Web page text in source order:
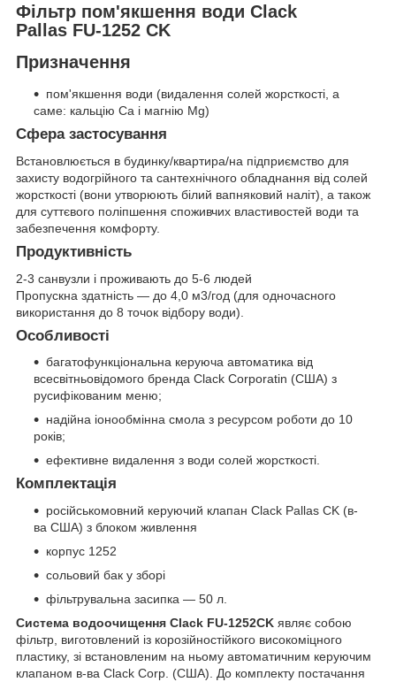
Фільтр пом'якшення води Clack
Pallas FU-1252 CK
Призначення
пом'якшення води (видалення солей жорсткості, а
саме: кальцію Ca і магнію Mg)
Сфера застосування
Встановлюється в будинку/квартира/на підприємство для
захисту водогрійного та сантехнічного обладнання від солей
жорсткості (вони утворюють білий вапняковий наліт), а також
для суттєвого поліпшення споживчих властивостей води та
забезпечення комфорту.
Продуктивність
2-3 санвузли і проживають до 5-6 людей
Пропускна здатність — до 4,0 м3/год (для одночасного
використання до 8 точок відбору води).
Особливості
багатофункціональна керуюча автоматика від
всесвітньовідомого бренда Clack Corporatin (США) з
русифікованим меню;
надійна іонообмінна смола з ресурсом роботи до 10
років;
ефективне видалення з води солей жорсткості.
Комплектація
російськомовний керуючий клапан Clack Pallas CK (в-
ва США) з блоком живлення
корпус 1252
сольовий бак у зборі
фільтрувальна засипка — 50 л.
Система водоочищення Clack FU-1252CK являє собою
фільтр, виготовлений із корозійностійкого високоміцного
пластику, зі встановленим на ньому автоматичним керуючим
клапаном в-ва Clack Corp. (США). До комплекту постачання